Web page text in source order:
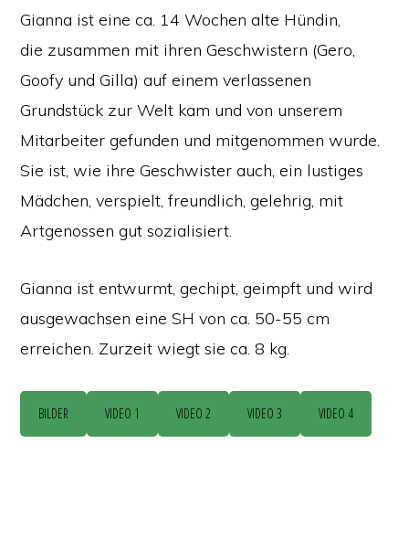
Gianna ist eine ca. 14 Wochen alte Hündin,
die zusammen mit ihren Geschwistern (Gero,
Goofy und Gilla) auf einem verlassenen
Grundstück zur Welt kam und von unserem
Mitarbeiter gefunden und mitgenommen wurde.
Sie ist, wie ihre Geschwister auch, ein lustiges
Mädchen, verspielt, freundlich, gelehrig, mit
Artgenossen gut sozialisiert.
Gianna ist entwurmt, gechipt, geimpft und wird
ausgewachsen eine SH von ca. 50-55 cm
erreichen. Zurzeit wiegt sie ca. 8 kg.
BILDER VIDEO 1 VIDEO 2 VIDEO 3 VIDEO 4